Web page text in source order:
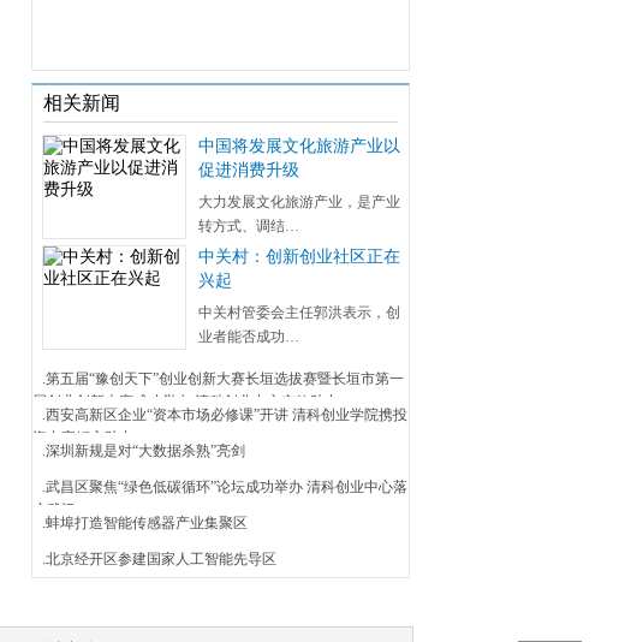
相关新闻
中国将发展文化旅游产业以
促进消费升级
大力发展文化旅游产业，是产业
转方式、调结…
中关村：创新创业社区正在
兴起
中关村管委会主任郭洪表示，创
业者能否成功…
.第五届“豫创天下”创业创新大赛长垣选拔赛暨长垣市第一
届创业创新大赛成功举办 清科创业中心实效助力
.西安高新区企业“资本市场必修课”开讲 清科创业学院携投
资专家倾心助力
.深圳新规是对“大数据杀熟”亮剑
.武昌区聚焦“绿色低碳循环”论坛成功举办 清科创业中心落
户武汉
.蚌埠打造智能传感器产业集聚区
.北京经开区参建国家人工智能先导区